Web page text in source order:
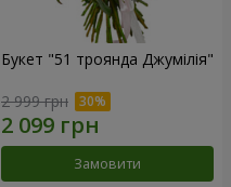
Букет "51 троянда Джумілія"
2 999 грн
Замовити